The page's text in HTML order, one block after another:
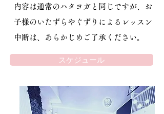
​内容は通常のハタヨガと同じですが、お
子様のいたずらやぐずりによるレッスン
中断は、あらかじめご了承ください。
スケジュール